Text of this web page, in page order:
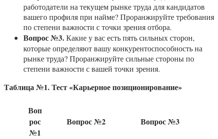
работодатели на текущем рынке труда для кандидатов
вашего профиля при найме? Проранжируйте требования
по степени важности с точки зрения отбора.
Вопрос №3.Какие у вас есть пять сильных сторон,
которые определяют вашу конкурентоспособность на
рынке труда? Проранжируйте сильные стороны по
степени важности с вашей точки зрения.
Таблица №1. Тест «Карьерное позиционирование»
Воп
рос
№1
Вопрос №2 Вопрос №3